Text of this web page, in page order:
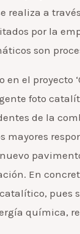
realiza a
por la
son
en el proyecto
foto
de la
mayores
En
pues
química,